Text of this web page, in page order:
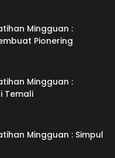
Mingguan :
Pionering
Mingguan :
Temali
Mingguan : Simpul